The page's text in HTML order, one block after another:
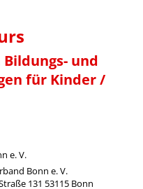
und
für Kinder /
e. V.
Bonn e. V.
131 53115 Bonn